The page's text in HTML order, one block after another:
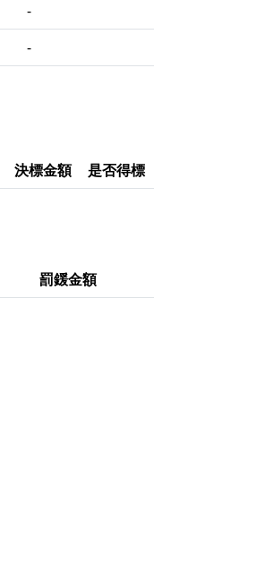
-
-
決標金額 是否得標
罰鍰金額